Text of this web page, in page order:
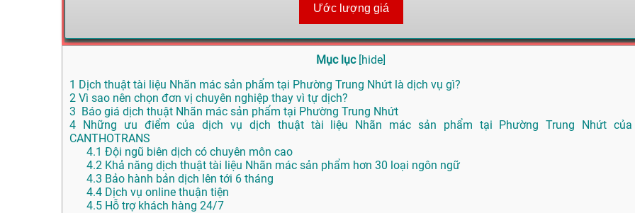
Ước lượng giá
Mục lục [hide]
1 Dịch thuật tài liệu Nhãn mác sản phẩm tại Phường Trung Nhứt là dịch vụ gì?
2 Vì sao nên chọn đơn vị chuyên nghiệp thay vì tự dịch?
3 Báo giá dịch thuật Nhãn mác sản phẩm tại Phường Trung Nhứt
4 Những ưu điểm của dịch vụ dịch thuật tài liệu Nhãn mác sản phẩm tại Phường Trung Nhứt của
CANTHOTRANS
4.1 Đội ngũ biên dịch có chuyên môn cao
4.2 Khả năng dịch thuật tài liệu Nhãn mác sản phẩm hơn 30 loại ngôn ngữ
4.3 Bảo hành bản dịch lên tới 6 tháng
4.4 Dịch vụ online thuận tiện
4.5 Hỗ trợ khách hàng 24/7